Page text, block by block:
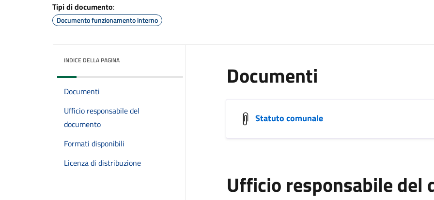
Tipi di documento:
Documento funzionamento interno
INDICE DELLA PAGINA
Documenti
Ufficio responsabile del
documento
Formati disponibili
Licenza di distribuzione
Documenti
Statuto comunale
Ufficio responsabile del